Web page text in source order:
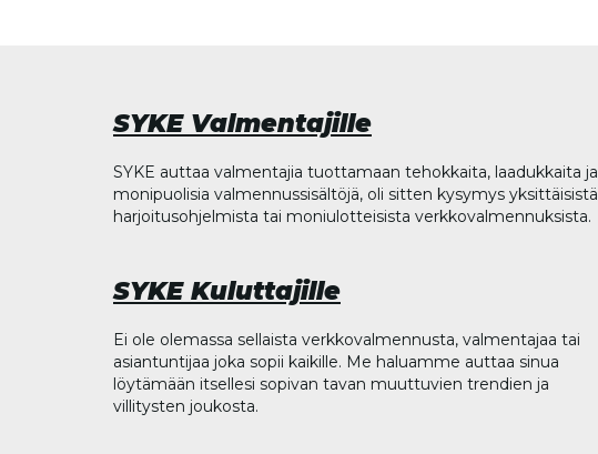
SYKE Valmentajille
SYKE auttaa valmentajia tuottamaan tehokkaita, laadukkaita ja
monipuolisia valmennussisältöjä, oli sitten kysymys yksittäisistä
harjoitusohjelmista tai moniulotteisista verkkovalmennuksista.
SYKE Kuluttajille
Ei ole olemassa sellaista verkkovalmennusta, valmentajaa tai
asiantuntijaa joka sopii kaikille. Me haluamme auttaa sinua
löytämään itsellesi sopivan tavan muuttuvien trendien ja
villitysten joukosta.